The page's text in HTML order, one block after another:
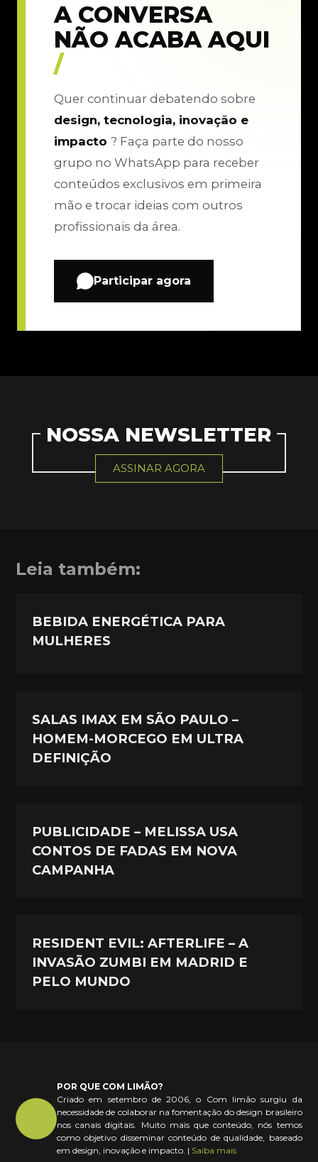
A CONVERSA
NÃO ACABA AQUI
/
Quer continuar debatendo sobre
design, tecnologia, inovação e
impacto ? Faça parte do nosso
grupo no WhatsApp para receber
conteúdos exclusivos em primeira
mão e trocar ideias com outros
profissionais da área.
Participar agora
NOSSA NEWSLETTER
ASSINAR AGORA
Leia também:
BEBIDA ENERGÉTICA PARA
MULHERES
SALAS IMAX EM SÃO PAULO –
HOMEM-MORCEGO EM ULTRA
DEFINIÇÃO
PUBLICIDADE – MELISSA USA
CONTOS DE FADAS EM NOVA
CAMPANHA
RESIDENT EVIL: AFTERLIFE – A
INVASÃO ZUMBI EM MADRID E
PELO MUNDO
POR QUE COM LIMÃO?
Criado em setembro de 2006, o Com limão surgiu da
necessidade de colaborar na fomentação do design brasileiro
nos canais digitais. Muito mais que conteúdo, nós temos
como objetivo disseminar conteúdo de qualidade, baseado
em design, inovação e impacto. | Saiba mais